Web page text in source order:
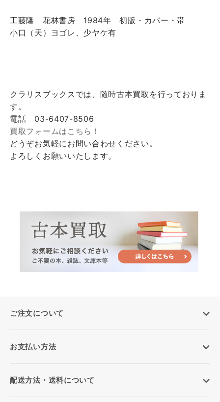
工藤隆 花林書房 1984年 初版・カバー・帯
小口（天）ヨゴレ、少ヤケ有
クラリスブックスでは、随時古本買取を行っておりま
す。
電話 03-6407-8506
買取フォームはこちら！
どうぞお気軽にお問い合わせください。
よろしくお願いいたします。
ご注文について
お支払い方法
配送方法・送料について